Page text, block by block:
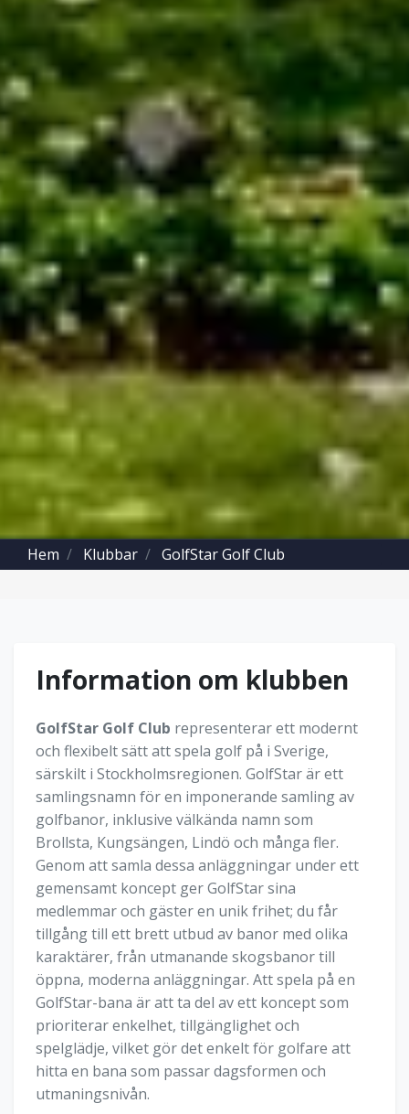
Hem Klubbar GolfStar Golf Club
Information om klubben
GolfStar Golf Club representerar ett modernt
och flexibelt sätt att spela golf på i Sverige,
särskilt i Stockholmsregionen. GolfStar är ett
samlingsnamn för en imponerande samling av
golfbanor, inklusive välkända namn som
Brollsta, Kungsängen, Lindö och många fler.
Genom att samla dessa anläggningar under ett
gemensamt koncept ger GolfStar sina
medlemmar och gäster en unik frihet; du får
tillgång till ett brett utbud av banor med olika
karaktärer, från utmanande skogsbanor till
öppna, moderna anläggningar. Att spela på en
GolfStar-bana är att ta del av ett koncept som
prioriterar enkelhet, tillgänglighet och
spelglädje, vilket gör det enkelt för golfare att
hitta en bana som passar dagsformen och
utmaningsnivån.